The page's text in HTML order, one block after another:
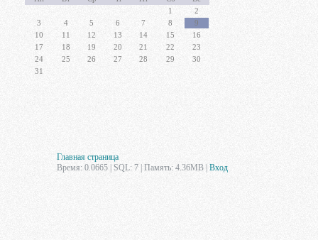
1
2
3
4 5 6 7 8
9
10
11 12 13 14 15
16
17
18 19 20 21 22
23
24
25 26 27 28 29
30
31
Главная страница
Время: 0.0665 | SQL: 7 | Память: 4.36MB Вход